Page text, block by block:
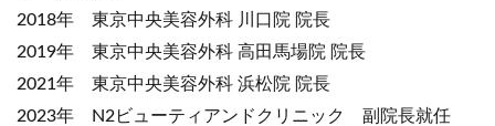
2018年 東京中央美容外科 川口院 院長
2019年 東京中央美容外科 高田馬場院 院長
2021年 東京中央美容外科 浜松院 院長
2023年 N2ビューティアンドクリニック 副院長就任